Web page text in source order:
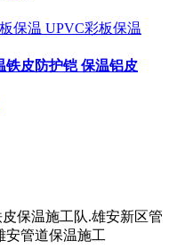
保温 UPVC彩板保温
铁皮防护铠 保温铝皮